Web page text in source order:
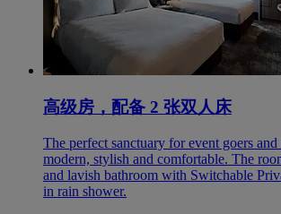
高级房，配备 2 张双人床
The perfect sanctuary for event goers
modern, stylish and comfortable. The
and lavish bathroom with Switchable
in rain shower.